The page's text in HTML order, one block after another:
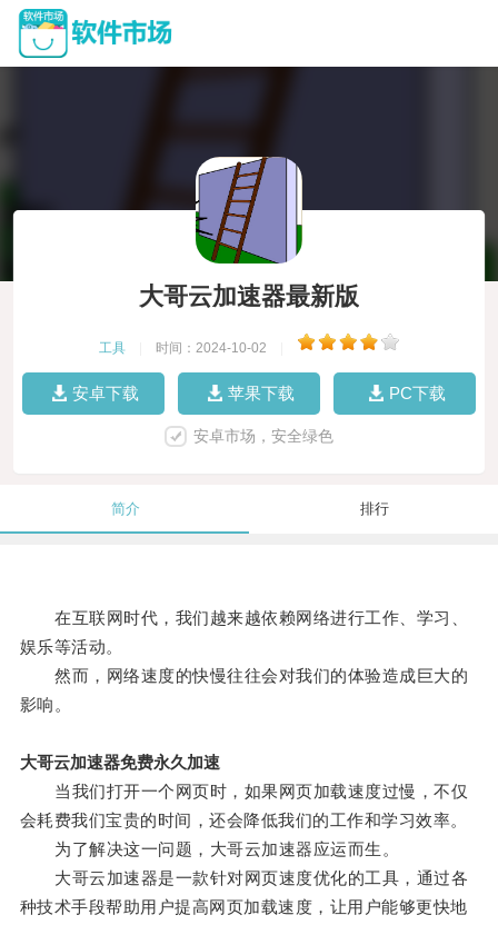
大哥云加速器最新版
工具 时间：2024-10-02
安卓下载 苹果下载 PC下载
安卓市场，安全绿色
简介 排行
在互联网时代，我们越来越依赖网络进行工作、学习、
娱乐等活动。
然而，网络速度的快慢往往会对我们的体验造成巨大的
影响。
大哥云加速器免费永久加速
当我们打开一个网页时，如果网页加载速度过慢，不仅
会耗费我们宝贵的时间，还会降低我们的工作和学习效率。
为了解决这一问题，大哥云加速器应运而生。
大哥云加速器是一款针对网页速度优化的工具，通过各
种技术手段帮助用户提高网页加载速度，让用户能够更快地